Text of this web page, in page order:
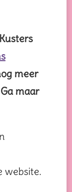
meer
maar
website.